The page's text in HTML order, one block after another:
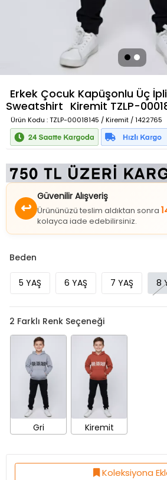
Erkek Çocuk Kapüşonlu Üç
Sweatshirt Kiremit TZLP-
Ürün Kodu : TZLP-00018145 / Kiremit / 1422765
↩
Güvenilir Alışveriş
Ürününüzü teslim aldıktan sonra
kolayca iade edebilirsiniz.
Beden
5 YAŞ 6 YAŞ 7 YAŞ 8
2 Farklı Renk Seçeneği
Gri Kiremit
Koleksiyona